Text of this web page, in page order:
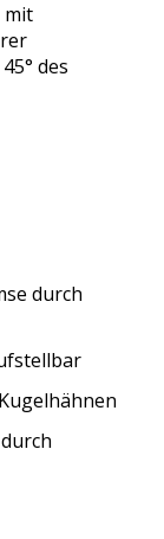
mit
des
durch